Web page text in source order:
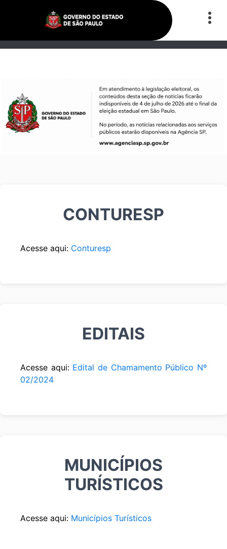
CONTURESP
Acesse aqui: Conturesp
EDITAIS
Acesse aqui: Edital de Chamamento Público Nº
02/2024
MUNICÍPIOS
TURÍSTICOS
Acesse aqui: Municípios Turísticos